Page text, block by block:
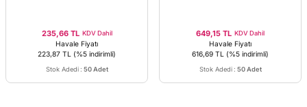
235,66 TL KDV Dahil
Havale Fiyatı
223,87 TL (%5 indirimli)
Stok Adedi : 50 Adet
649,15 TL KDV Dahil
Havale Fiyatı
616,69 TL (%5 indirimli)
Stok Adedi : 50 Adet